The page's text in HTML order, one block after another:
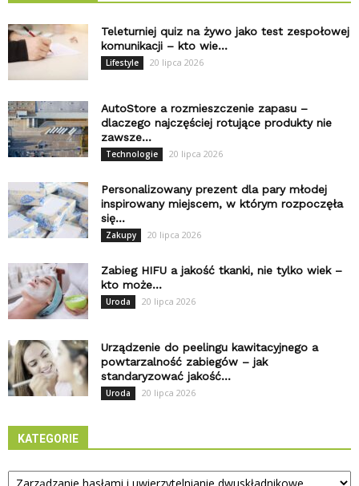
Teleturniej quiz na żywo jako test zespołowej
komunikacji – kto wie...
Lifestyle 20 lipca 2026
AutoStore a rozmieszczenie zapasu –
dlaczego najczęściej rotujące produkty nie
zawsze...
Technologie 20 lipca 2026
Personalizowany prezent dla pary młodej
inspirowany miejscem, w którym rozpoczęła
się...
Zakupy 20 lipca 2026
Zabieg HIFU a jakość tkanki, nie tylko wiek –
kto może...
Uroda 20 lipca 2026
Urządzenie do peelingu kawitacyjnego a
powtarzalność zabiegów – jak
standaryzować jakość...
Uroda 20 lipca 2026
KATEGORIE
Kategorie